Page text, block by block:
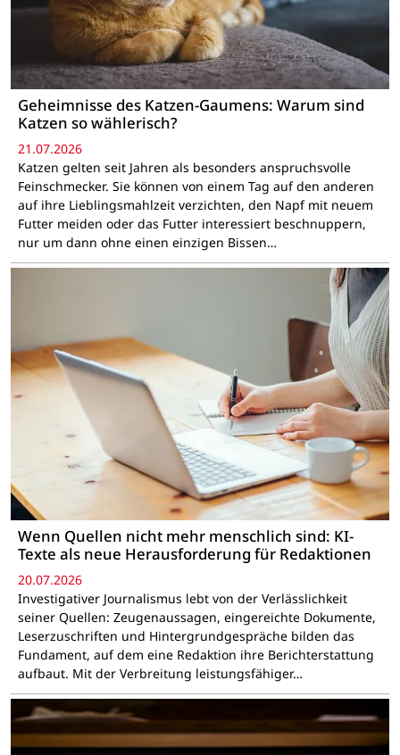
Geheimnisse des Katzen-Gaumens: Warum sind
Katzen so wählerisch?
21.07.2026
Katzen gelten seit Jahren als besonders anspruchsvolle
Feinschmecker. Sie können von einem Tag auf den anderen
auf ihre Lieblingsmahlzeit verzichten, den Napf mit neuem
Futter meiden oder das Futter interessiert beschnuppern,
nur um dann ohne einen einzigen Bissen…
Wenn Quellen nicht mehr menschlich sind: KI-
Texte als neue Herausforderung für Redaktionen
20.07.2026
Investigativer Journalismus lebt von der Verlässlichkeit
seiner Quellen: Zeugenaussagen, eingereichte Dokumente,
Leserzuschriften und Hintergrundgespräche bilden das
Fundament, auf dem eine Redaktion ihre Berichterstattung
aufbaut. Mit der Verbreitung leistungsfähiger…